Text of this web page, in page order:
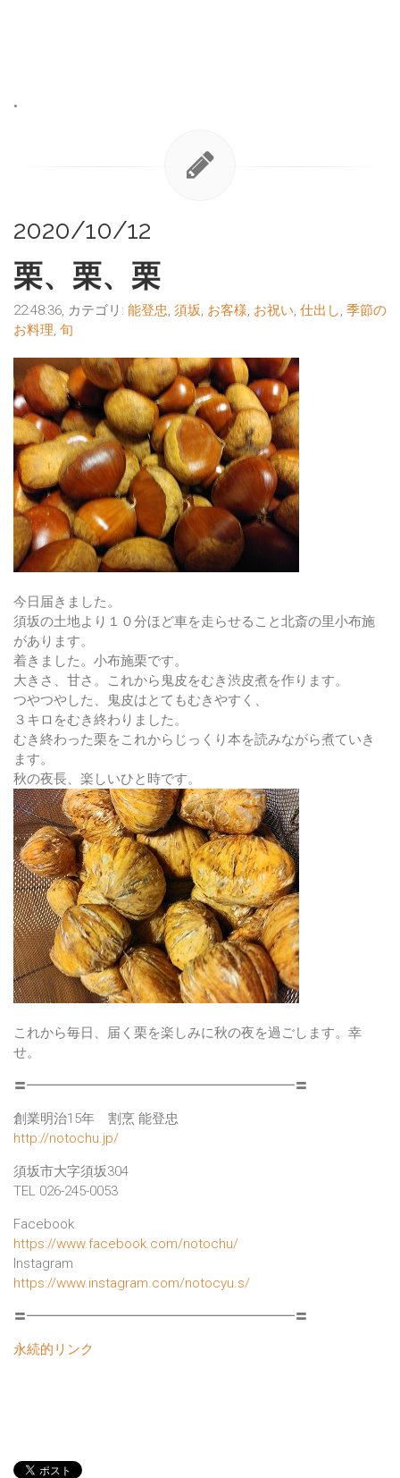
•
2020/10/12
栗、栗、栗
22:48:36, カテゴリ: 能登忠 須坂 お客様 お祝い 仕出し 季節の
お料理 旬
今日届きました。
須坂の土地より１０分ほど車を走らせること北斎の里小布施
があります。
着きました。小布施栗です。
大きさ、甘さ。これから鬼皮をむき渋皮煮を作ります。
つやつやした、鬼皮はとてもむきやすく、
３キロをむき終わりました。
むき終わった栗をこれからじっくり本を読みながら煮ていき
ます。
秋の夜長、楽しいひと時です。
これから毎日、届く栗を楽しみに秋の夜を過ごします。幸
せ。
〓━━━━━━━━━━━━━━━━━━━━〓
創業明治15年 割烹 能登忠
http://notochu.jp/
須坂市大字須坂304
TEL 026-245-0053
Facebook
https://www.facebook.com/notochu/
Instagram
https://www.instagram.com/notocyu.s/
〓━━━━━━━━━━━━━━━━━━━━〓
永続的リンク